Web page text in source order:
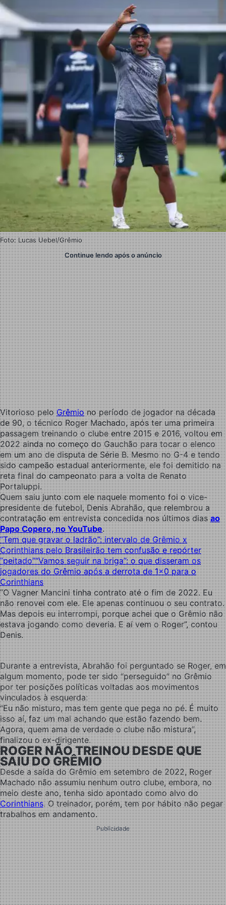
Foto: Lucas Uebel/Grêmio
Continue lendo após o anúncio
Vitorioso peloGrêmiono período de jogador na década
de 90, o técnico Roger Machado, após ter uma primeira
passagem treinando o clube entre 2015 e 2016, voltou em
2022 ainda no começo do Gauchão para tocar o elenco
em um ano de disputa de Série B. Mesmo no G-4 e tendo
sido campeão estadual anteriormente, ele foi demitido na
reta final do campeonato para a volta de Renato
Portaluppi.
Quem saiu junto com ele naquele momento foi o vice-
presidente de futebol, Denis Abrahão, que relembrou a
contratação em entrevista concedida nos últimos diasao
Papo Copero, no YouTube.
“Tem que gravar o ladrão”: intervalo de Grêmio x
Corinthians pelo Brasileirão tem confusão e repórter
“peitado”“Vamos seguir na briga”: o que disseram os
jogadores do Grêmio após a derrota de 1×0 para o
Corinthians
“O Vagner Mancini tinha contrato até o fim de 2022. Eu
não renovei com ele. Ele apenas continuou o seu contrato.
Mas depois eu interrompi, porque achei que o Grêmio não
estava jogando como deveria. E aí vem o Roger”, contou
Denis.
Durante a entrevista, Abrahão foi perguntado se Roger, em
algum momento, pode ter sido “perseguido” no Grêmio
por ter posições políticas voltadas aos movimentos
vinculados à esquerda:
“Eu não misturo, mas tem gente que pega no pé. É muito
isso aí, faz um mal achando que estão fazendo bem.
Agora, quem ama de verdade o clube não mistura”,
finalizou o ex-dirigente.
ROGER NÃO TREINOU DESDE QUE
SAIU DO GRÊMIO
Desde a saída do Grêmio em setembro de 2022, Roger
Machado não assumiu nenhum outro clube, embora, no
meio deste ano, tenha sido apontado como alvo do
Corinthians. O treinador, porém, tem por hábito não pegar
trabalhos em andamento.
Publicidade